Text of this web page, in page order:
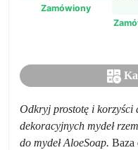
Zamówiony
Odkryj prostotę i korzyści
dekoracyjnych mydeł
do mydeł AloeSoap. Baza